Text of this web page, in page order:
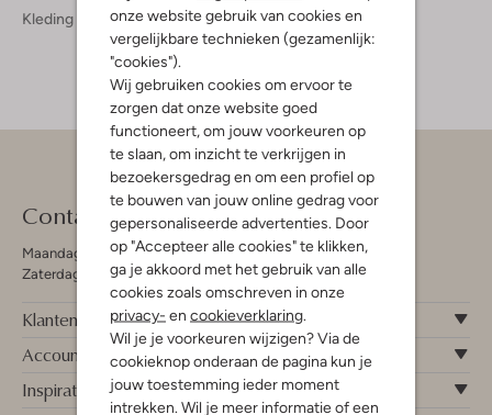
onze website gebruik van cookies en
vergelijkbare technieken (gezamenlijk:
"cookies").
Wij gebruiken cookies om ervoor te
zorgen dat onze website goed
functioneert, om jouw voorkeuren op
te slaan, om inzicht te verkrijgen in
bezoekersgedrag en om een profiel op
te bouwen van jouw online gedrag voor
gepersonaliseerde advertenties. Door
op "Accepteer alle cookies" te klikken,
ga je akkoord met het gebruik van alle
cookies zoals omschreven in onze
privacy- en cookieverklaring.
Wil je je voorkeuren wijzigen? Via de
cookieknop onderaan de pagina kun je
jouw toestemming ieder moment
intrekken. Wil je meer informatie of een
Kleding Polo's & T-Shirts Polo's & T-Shirts Heren
Contact
Maandag - Vrijdag 09:00 - 19:00 uur
Zaterdag 09:00 - 17:00 uur
Klantenservice
Account
Inspiratie